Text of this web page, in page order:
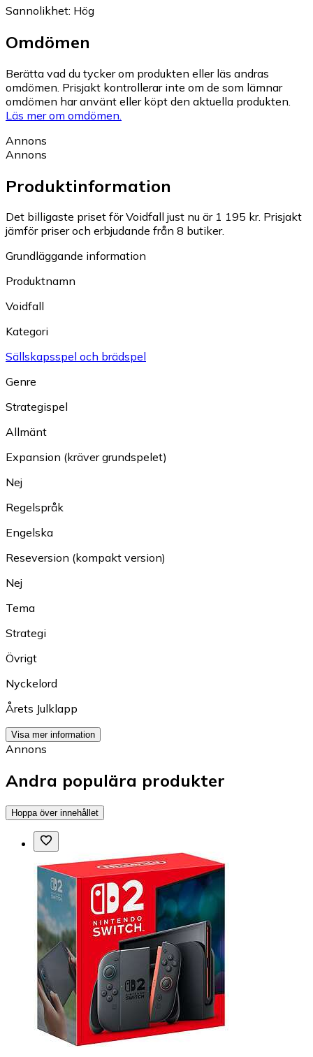
Sannolikhet: Hög
Omdömen
Berätta vad du tycker om produkten eller läs andras
omdömen. Prisjakt kontrollerar inte om de som lämnar
omdömen har använt eller köpt den aktuella produkten.
Läs mer om omdömen.
Annons
Annons
Produktinformation
Det billigaste priset för Voidfall just nu är 1 195 kr. Prisjakt
jämför priser och erbjudande från 8 butiker.
Grundläggande information
Produktnamn
Voidfall
Kategori
Sällskapsspel och brädspel
Genre
Strategispel
Allmänt
Expansion (kräver grundspelet)
Nej
Regelspråk
Engelska
Reseversion (kompakt version)
Nej
Tema
Strategi
Övrigt
Nyckelord
Årets Julklapp
Visa mer information
Annons
Andra populära produkter
Hoppa över innehållet